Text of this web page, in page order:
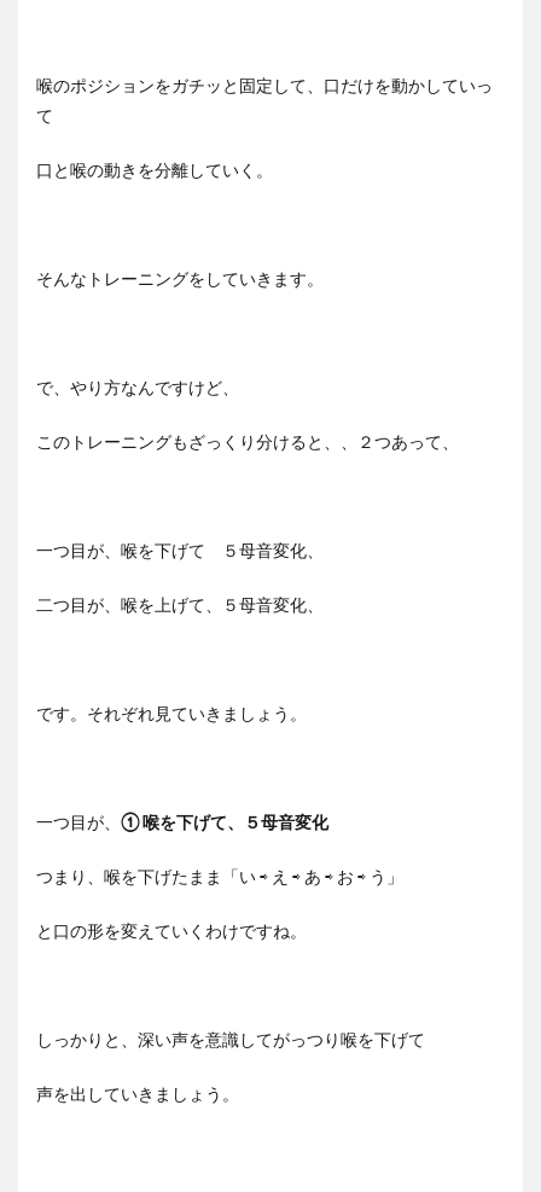
喉のポジションをガチッと固定して、口だけを動かしていっ
て
口と喉の動きを分離していく。
そんなトレーニングをしていきます。
で、やり方なんですけど、
このトレーニングもざっくり分けると、、２つあって、
一つ目が、喉を下げて ５母音変化、
二つ目が、喉を上げて、５母音変化、
です。それぞれ見ていきましょう。
一つ目が、 ① 喉を下げて、５母音変化
つまり、喉を下げたまま「い ⇨ え ⇨ あ ⇨ お ⇨ う」
と口の形を変えていくわけですね。
しっかりと、深い声を意識してがっつり喉を下げて
声を出していきましょう。